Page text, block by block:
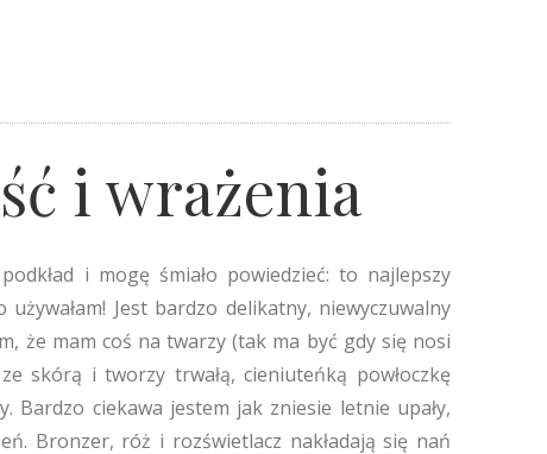
i wrażenia
i mogę śmiało powiedzieć: to najlepszy
Jest bardzo delikatny, niewyczuwalny
że mam coś na twarzy (tak ma być gdy się nosi
skórą i tworzy trwałą, cieniuteńką powłoczkę
Bardzo ciekawa jestem jak zniesie letnie upały,
Bronzer, róż i rozświetlacz nakładają się nań